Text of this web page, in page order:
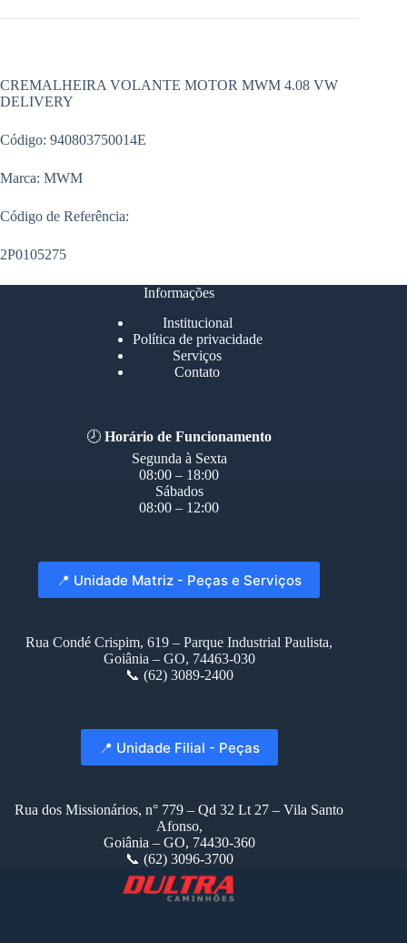
CREMALHEIRA VOLANTE MOTOR MWM 4.08 VW
DELIVERY
Código: 940803750014E
Marca: MWM
Código de Referência:
2P0105275
Informações
Institucional
Política de privacidade
Serviços
Contato
🕗Horário de Funcionamento
Segunda à Sexta
08:00 – 18:00
Sábados
08:00 – 12:00
📍 Unidade Matriz - Peças e Serviços
Rua Condé Crispim, 619 – Parque Industrial Paulista,
Goiânia – GO, 74463-030
📞 (62) 3089-2400
📍 Unidade Filial - Peças
Rua dos Missionários, n° 779 – Qd 32 Lt 27 – Vila Santo
Afonso,
Goiânia – GO, 74430-360
📞 (62) 3096-3700